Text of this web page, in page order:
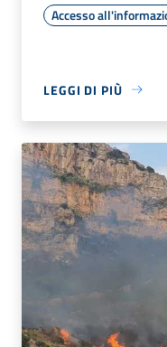
Accesso
LEGGI DI PIÙ